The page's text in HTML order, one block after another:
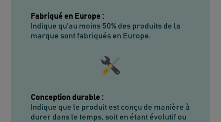
Fabriqué en Europe :
Indique qu'au moins 50% des produits de la
marque sont fabriqués en Europe.
Conception durable :
Indique que le produit est conçu de manière à
durer dans le temps, soit en étant évolutif ou